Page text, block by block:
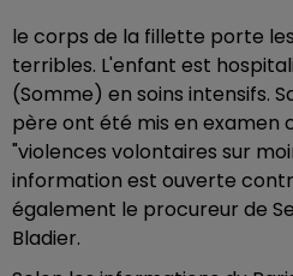
le corps de la fillette porte
terribles. L'enfant est
(Somme) en soins intensifs.
père ont été mis en examen
"violences volontaires sur
information est ouverte
également le procureur de
Bladier.